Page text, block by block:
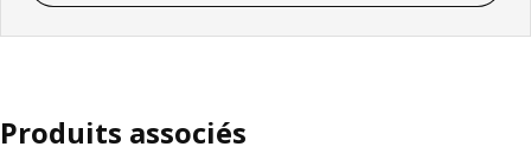
Produits associés